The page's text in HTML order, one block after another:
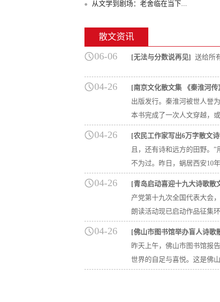
从文学到剧场：老舍临在当下...
散文资讯
06-06 [无法与分数说再见] 送给所
04-26
[南京文化散文集 《秦淮河
出版发行。秦淮河被世人誉
本书完成了一次人文穿越，
04-26
[农民工作家写出6万字散文
且，还有诗和远方的田野。
不为过。昨日，蜗居西安10
04-26
[青岛启动喜迎十九大诗歌散
产党第十九次全国代表大会
朗读活动现已启动作品征集
04-26
[佛山市图书馆举办盲人诗歌
昨天上午，佛山市图书馆报
世界的自足与喜悦。这是佛